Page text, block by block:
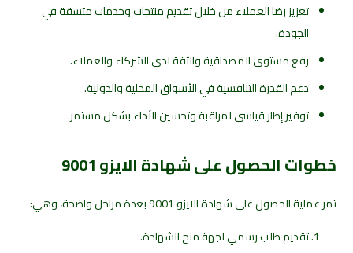
تعزيز رضا العملاء من خلال تقديم منتجات وخدمات متسقة في
الجودة.
رفع مستوى المصداقية والثقة لدى الشركاء والعملاء.
دعم القدرة التنافسية في الأسواق المحلية والدولية.
توفير إطار قياسي لمراقبة وتحسين الأداء بشكل مستمر.
خطوات الحصول على شهادة الايزو 9001
تمر عملية الحصول على شهادة الايزو 9001 بعدة مراحل واضحة، وهي:
تقديم طلب رسمي لجهة منح الشهادة.